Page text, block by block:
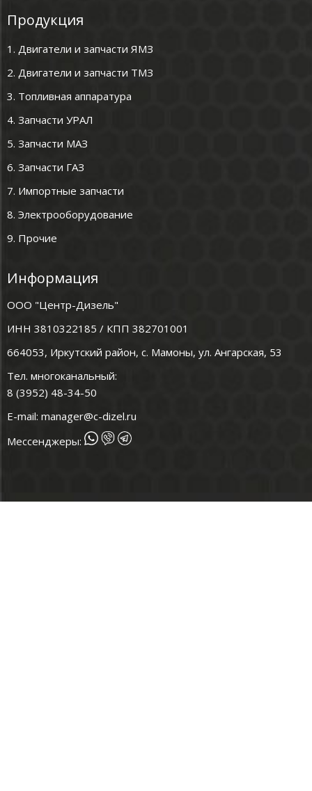
Продукция
1. Двигатели и запчасти ЯМЗ
2. Двигатели и запчасти ТМЗ
3. Топливная аппаратура
4. Запчасти УРАЛ
5. Запчасти МАЗ
6. Запчасти ГАЗ
7. Импортные запчасти
8. Электрооборудование
9. Прочие
Информация
ООО "Центр-Дизель"
ИНН 3810322185 / КПП 382701001
664053, Иркутский район, с. Мамоны, ул. Ангарская, 53
Тел. многоканальный:
8 (3952) 48-34-50
E-mail: manager@c-dizel.ru
Мессенджеры: